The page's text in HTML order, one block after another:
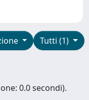
Tutti (1)
0.0 secondi).